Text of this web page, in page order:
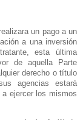
un pago a un
a una inversión
esta última
de aquella Parte
derecho o título
agencias estará
ejercer los mismos